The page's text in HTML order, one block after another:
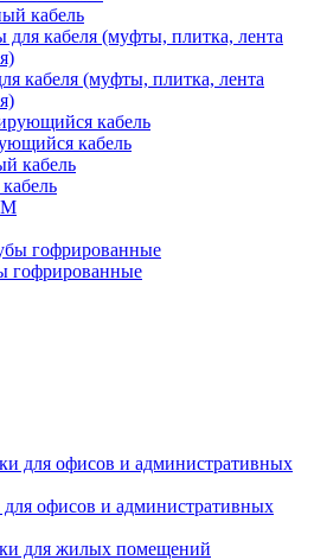
кабель
кабеля (муфты, плитка, лента
кабель
гофрированные
офисов и административных